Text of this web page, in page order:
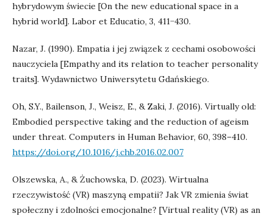
hybrydowym świecie [On the new educational space in a
hybrid world]. Labor et Educatio, 3, 411−430.
Nazar, J. (1990). Empatia i jej związek z cechami osobowości
nauczyciela [Empathy and its relation to teacher personality
traits]. Wydawnictwo Uniwersytetu Gdańskiego.
Oh, S.Y., Bailenson, J., Weisz, E., & Zaki, J. (2016). Virtually old:
Embodied perspective taking and the reduction of ageism
under threat. Computers in Human Behavior, 60, 398–410.
https://doi.org/10.1016/j.chb.2016.02.007
Olszewska, A., & Żuchowska, D. (2023). Wirtualna
rzeczywistość (VR) maszyną empatii? Jak VR zmienia świat
społeczny i zdolności emocjonalne? [Virtual reality (VR) as an